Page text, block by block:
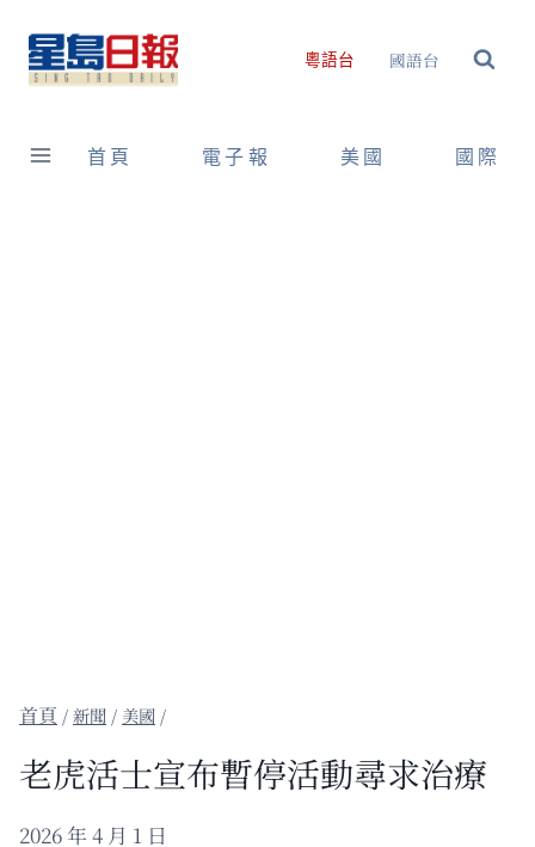
content
粵語台 國語台
首頁 電子報 美國 國際
/新聞 / 美國 /
老虎活士宣布暫停活動尋求治療
2026 年 4 月 1 日